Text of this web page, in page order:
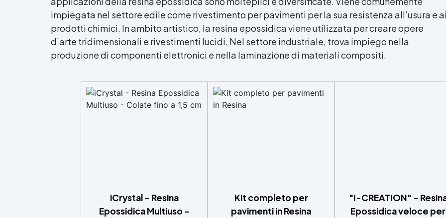
impiegata nel settore edile come rivestimento per pavimenti per la sua resistenza all’usura e
prodotti chimici. In ambito artistico, la resina epossidicaviene utilizzata per creare opere
d’arte tridimensionali e rivestimenti lucidi. Nel settore industriale, trova impiego nella
produzione di componenti elettronici e nella laminazione di materiali compositi.
iCrystal - Resina
Epossidica Multiuso -
Kit completo per
pavimenti in Resina
"I-CREATION" -
Epossidica veloce per